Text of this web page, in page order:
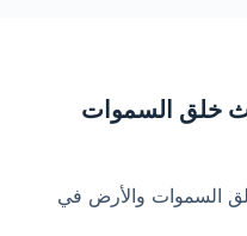
خلق السموات
السموات والأرض في